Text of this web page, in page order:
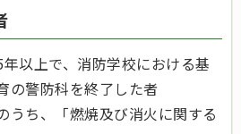
以上で、消防学校における基
の警防科を終了した者
うち、「燃焼及び消火に関する